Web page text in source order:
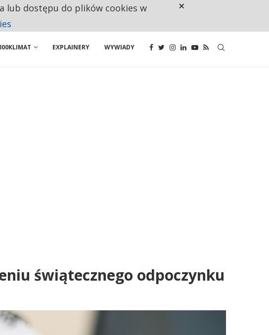
EXPLAINERY WYWIADY
świątecznego odpoczynku
lub dostępu do plików cookies w
×